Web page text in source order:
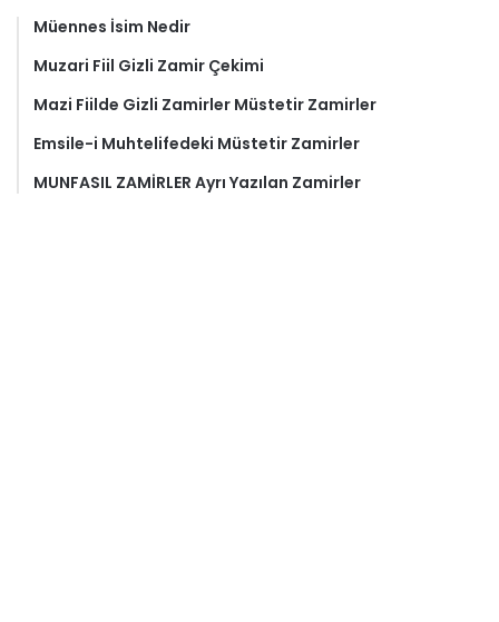
Müennes İsim Nedir
Muzari Fiil Gizli Zamir Çekimi
Mazi Fiilde Gizli Zamirler Müstetir Zamirler
Emsile-i Muhtelifedeki Müstetir Zamirler
MUNFASIL ZAMİRLER Ayrı Yazılan Zamirler